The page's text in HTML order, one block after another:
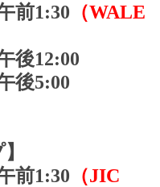
前1:30 （WALE
後12:00
後5:00
前1:30 （JIC